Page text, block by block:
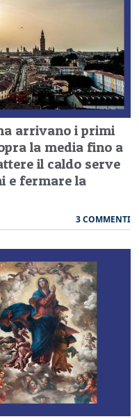
arrivano i primi
la media fino a
il caldo serve
e fermare la
3 COMMENTI